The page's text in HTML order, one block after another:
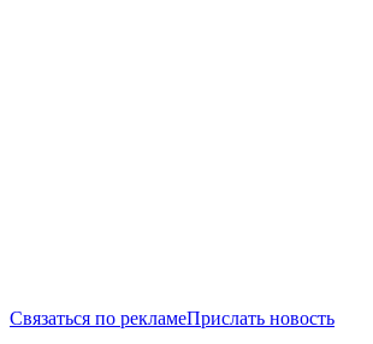
Связаться по рекламеПрислать новость